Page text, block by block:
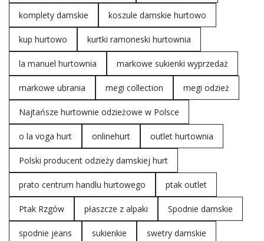
komplety damskie koszule damskie hurtowo
kup hurtowo kurtki ramoneski hurtownia
la manuel hurtownia markowe sukienki wyprzedaż
markowe ubrania megi collection megi odzież
Najtańsze hurtownie odzieżowe w Polsce
o la voga hurt onlinehurt outlet hurtownia
Polski producent odzieży damskiej hurt
prato centrum handlu hurtowego ptak outlet
Ptak Rzgów płaszcze z alpaki Spodnie damskie
spodnie jeans sukienkie swetry damskie